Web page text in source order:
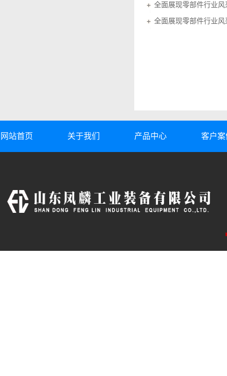
全面展现零部件行业
全面展现零部件行业
网站首页 关于我们 产品中心 客户案